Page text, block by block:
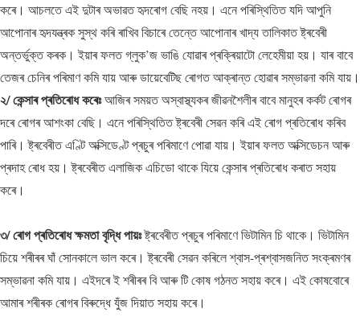
কৰে। আচলতে এই দুটাৰ অভাৱত হৃদৰোগ বেছি নহয়। এনে পৰিস্থিতিত যদি আপুনি
আপোনাৰ হৃদযন্ত্ৰক সুস্থ কৰি ৰাখিব বিচাৰে তেন্তে আপোনাৰ খাদ্য তালিকাত ষ্ট্ৰবেৰী
অন্তৰ্ভুক্ত কৰক। ইয়াৰ ফলত গ্লুক’জ ভাঙি যোৱাৰ প্ৰক্ৰিয়াটো লেহেমীয়া হয়। যাৰ বাবে
তেজৰ চেনিৰ পৰিমাণ কমি যায় আৰু ডায়েবেটিছ ৰোগত আক্ৰান্ত হোৱাৰ সম্ভাৱনা কমি যায়।
২/ কেন্সাৰ প্ৰতিৰোধ কৰেঃআজিৰ সময়ত অস্বাস্থ্যকৰ জীৱনশৈলীৰ বাবে মানুহৰ কৰ্কট ৰোগৰ
দৰে ৰোগৰ আশংকা বেছি। এনে পৰিস্থিতিত ষ্ট্ৰবেৰী সেৱন কৰি এই ৰোগ প্ৰতিৰোধ কৰিব
পাৰি। ষ্ট্ৰবেৰীত এণ্টি অক্সিডেণ্ট প্ৰচুৰ পৰিমাণে পোৱা যায়। ইয়াৰ ফলত অক্সিডেচন আৰু
প্ৰদাহ ৰোধ হয়। ষ্ট্ৰবেৰীত এলাজিক এচিডো থাকে যিয়ে কেন্সাৰ প্ৰতিৰোধ কৰাত সহায়
কৰে।
৩/ ৰোগ প্ৰতিৰোধ ক্ষমতা বৃদ্ধি পায়ঃষ্ট্ৰবেৰীত প্ৰচুৰ পৰিমাণে ভিটামিন চি থাকে। ভিটামিন
চিয়ে শৰীৰৰ ঘাঁ সোনকালে ভাল কৰে। ষ্ট্ৰবেৰী সেৱন কৰিলে শ্বাস-প্ৰশ্বাসজনিত সংক্ৰমণৰ
সম্ভাৱনা কমি যায়। এইদৰে ই শৰীৰৰ বি আৰু টি কোষ গঠনত সহায় কৰে। এই কোষবোৰে
আমাৰ শৰীৰক ৰোগৰ বিৰুদ্ধে যুঁজ দিয়াত সহায় কৰে।